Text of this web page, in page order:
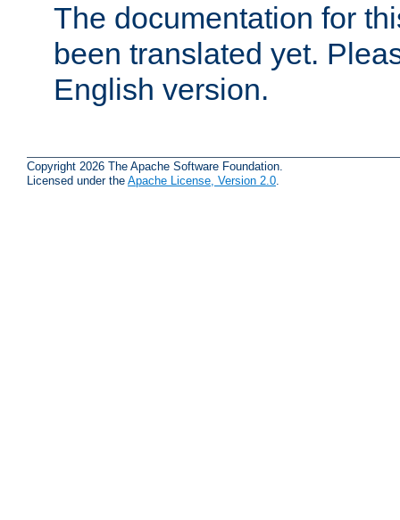
The documentation for
been translated yet.
English version.
Copyright 2026 The Apache Software Foundation.
Licensed under the Apache License, Version 2.0.